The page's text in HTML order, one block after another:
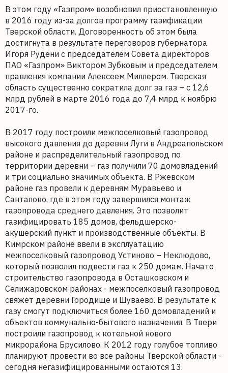
В этом году «Газпром» возобновил приостановленную
в 2016 году из-за долгов программу газификации
Тверской области. Договоренность об этом была
достигнута в результате переговоров губернатора
Игоря Рудени с председателем Совета директоров
ПАО «Газпром» Виктором Зубковым и председателем
правления компании Алексеем Миллером. Тверская
область существенно сократила долг за газ – с 12,6
млрд рублей в марте 2016 года до 7,4 млрд к ноябрю
2017-го.
В 2017 году построили межпоселковый газопровод
высокого давления до деревни Луги в Андреапольском
районе и распределительный газопровод по
территории деревни – газ получили 70 домовладений
и три социально значимых объекта. В Ржевском
районе газ провели к деревням Муравьево и
Санталово, где в этом году завершился монтаж
газопровода среднего давления. Это позволит
газифицировать 185 домов, фельдшерско-
акушерский пункт и производственные объекты. В
Кимрском районе ввели в эксплуатацию
межпоселковый газопровод Устиново – Неклюдово,
который позволил подвести газ к 250 домам. Начато
строительство газопровода в Осташковском и
Селижаровском районах - межпоселковый газопровод
свяжет деревни Городище и Шуваево. В результате к
газу смогут подключиться более 160 домовладений и
объектов коммунально-бытового назначения. В Твери
построили газопровод к котельной нового
микрорайона Брусилово. К 2012 году голубое топливо
планируют провести во все районы Тверской области -
сегодня негазифицированными остаются 13.